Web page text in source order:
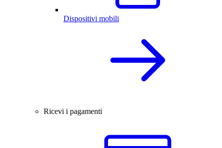
Dispositivi mobili
Ricevi i pagamenti